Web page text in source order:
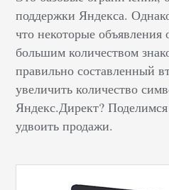
поддержки Яндекса.
что некоторые объявления
большим количеством
правильно составленный
увеличить количество
Яндекс.Директ?
удвоить продажи.